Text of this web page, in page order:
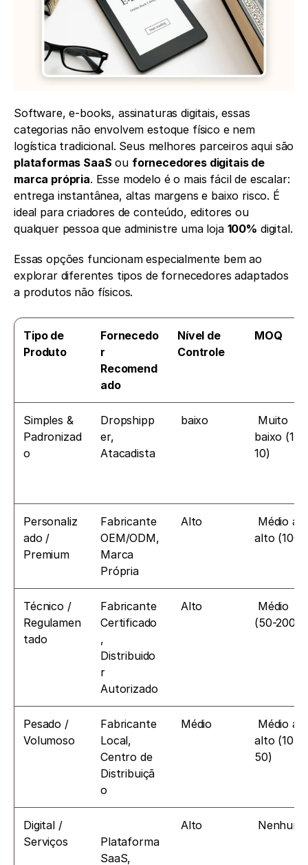
Software, e-books, assinaturas digitais, essas
categorias não envolvem estoque físico e nem
plataformas SaaS ou fornecedores digitais de
marca própria. Esse modelo é o mais fácil de escalar:
entrega instantânea, altas margens e baixo risco. É
ideal para criadores de conteúdo, editores ou
qualquer pessoa que administre uma loja 100% digital.
Essas opções funcionam especialmente bem ao
explorar diferentes tipos de fornecedores adaptados
a produtos não físicos.
Tipo de
Produto
Fornecedo
r
Recomend
ado
Nível de
Controle
MOQ
Simples &
Padronizad
o
Dropshipp
er,
Atacadista
baixo
baixo (1-
10)
Personaliz
ado /
Premium
Fabricante
OEM/ODM,
Marca
Própria
Alto
alto
Técnico /
Regulamen
tado
Fabricante
Certificado
,
Distribuido
r
Autorizado
Alto
(50-200)
Pesado /
Volumoso
Fabricante
Local,
Centro de
Distribuiçã
o
Médio
alto (10-
50)
Digital /
Serviços
Plataforma
SaaS,
Alto Nenhum